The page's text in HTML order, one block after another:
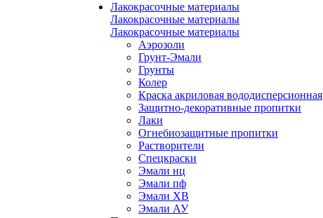
Лакокрасочные материалы
Лакокрасочные материалы
Лакокрасочные материалы
Аэрозоли
Грунт-Эмали
Грунты
Колер
Краска акриловая вододисперсионная
Защитно-декоративные пропитки
Лаки
Огнебиозащитные пропитки
Растворители
Спецкраски
Эмали нц
Эмали пф
Эмали ХВ
Эмали АУ